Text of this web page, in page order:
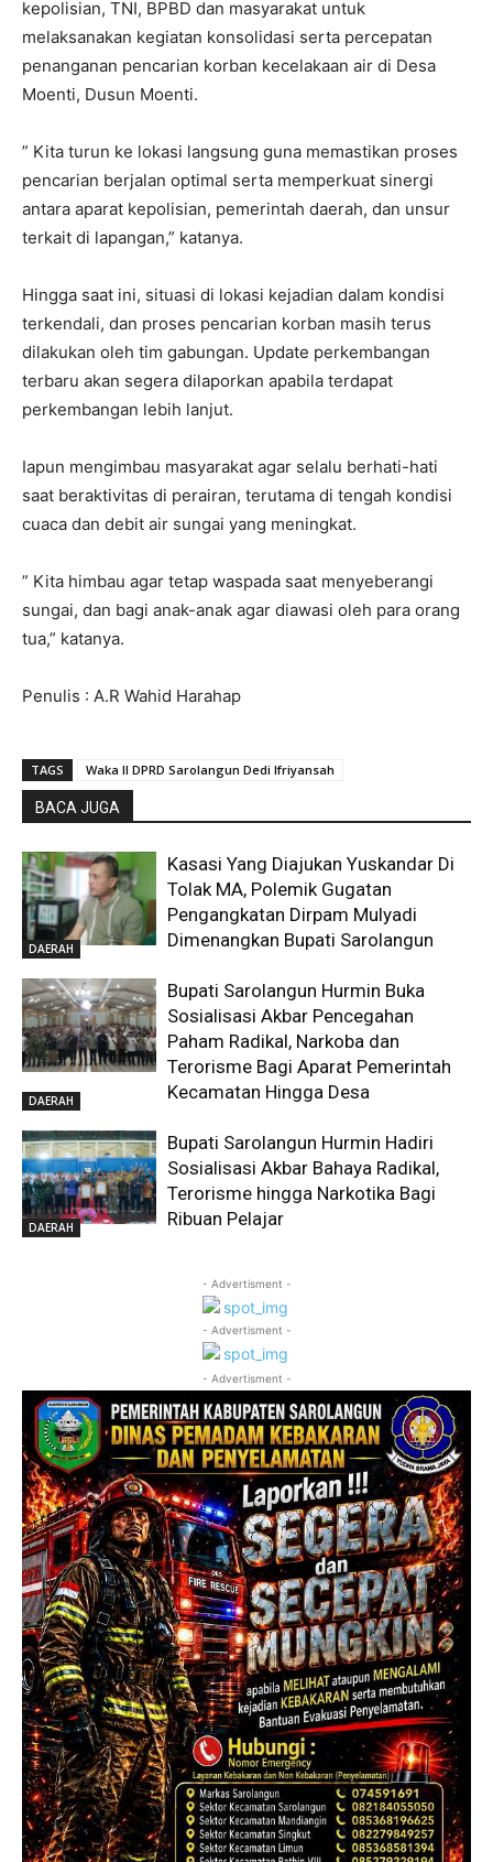
kepolisian, TNI, BPBD dan masyarakat untuk
melaksanakan kegiatan konsolidasi serta percepatan
penanganan pencarian korban kecelakaan air di Desa
Moenti, Dusun Moenti.
” Kita turun ke lokasi langsung guna memastikan proses
pencarian berjalan optimal serta memperkuat sinergi
antara aparat kepolisian, pemerintah daerah, dan unsur
terkait di lapangan,” katanya.
Hingga saat ini, situasi di lokasi kejadian dalam kondisi
terkendali, dan proses pencarian korban masih terus
dilakukan oleh tim gabungan. Update perkembangan
terbaru akan segera dilaporkan apabila terdapat
perkembangan lebih lanjut.
Iapun mengimbau masyarakat agar selalu berhati-hati
saat beraktivitas di perairan, terutama di tengah kondisi
cuaca dan debit air sungai yang meningkat.
” Kita himbau agar tetap waspada saat menyeberangi
sungai, dan bagi anak-anak agar diawasi oleh para orang
tua,” katanya.
Penulis : A.R Wahid Harahap
TAGS Waka II DPRD Sarolangun Dedi Ifriyansah
BACA JUGA
DAERAH
Kasasi Yang Diajukan Yuskandar Di
Tolak MA, Polemik Gugatan
Pengangkatan Dirpam Mulyadi
Dimenangkan Bupati Sarolangun
DAERAH
Bupati Sarolangun Hurmin Buka
Sosialisasi Akbar Pencegahan
Paham Radikal, Narkoba dan
Terorisme Bagi Aparat Pemerintah
Kecamatan Hingga Desa
DAERAH
Bupati Sarolangun Hurmin Hadiri
Sosialisasi Akbar Bahaya Radikal,
Terorisme hingga Narkotika Bagi
Ribuan Pelajar
- Advertisment -
- Advertisment -
- Advertisment -